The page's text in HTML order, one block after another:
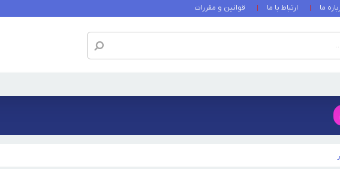
ما ارتباط با ما قوانین و مقررات